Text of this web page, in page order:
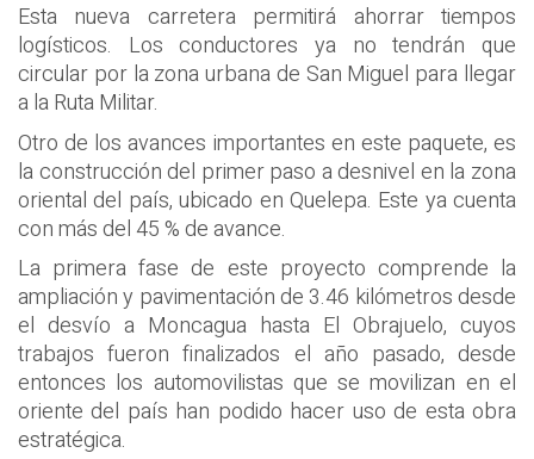
Esta nueva carretera permitirá ahorrar tiempos
logísticos. Los conductores ya no tendrán que
circular por la zona urbana de San Miguel para llegar
a la Ruta Militar.
Otro de los avances importantes en este paquete, es
la construcción del primer paso a desnivel en la zona
oriental del país, ubicado en Quelepa. Este ya cuenta
con más del 45 % de avance.
La primera fase de este proyecto comprende la
ampliación y pavimentación de 3.46 kilómetros desde
el desvío a Moncagua hasta El Obrajuelo, cuyos
trabajos fueron finalizados el año pasado, desde
entonces los automovilistas que se movilizan en el
oriente del país han podido hacer uso de esta obra
estratégica.